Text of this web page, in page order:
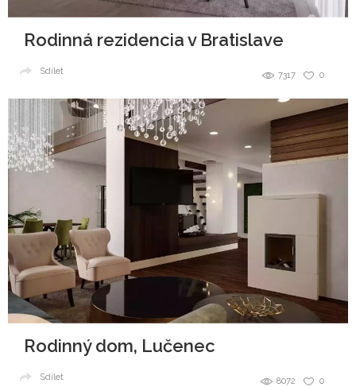
Rodinná rezidencia v Bratislave
0
7317
Sdílet
Rodinný dom, Lučenec
0
8072
Sdílet